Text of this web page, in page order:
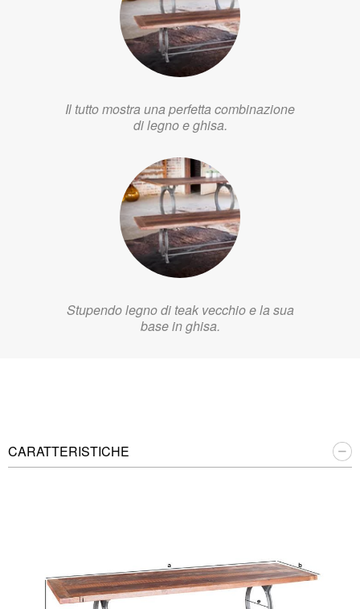
Il tutto mostra una perfetta combinazione
di legno e ghisa.
Stupendo legno di teak vecchio e la sua
base in ghisa.
CARATTERISTICHE